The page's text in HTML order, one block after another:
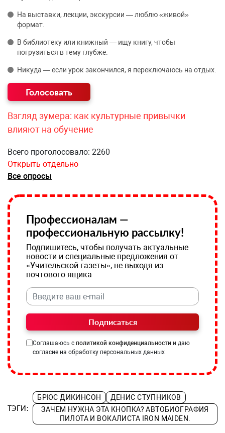
На выставки, лекции, экскурсии — люблю «живой»
формат.
В библиотеку или книжный — ищу книгу, чтобы
погрузиться в тему глубже.
Никуда — если урок закончился, я переключаюсь на отдых.
Взгляд зумера: как культурные привычки
влияют на обучение
Всего проголосовало: 2260
Открыть отдельно
Все опросы
Профессионалам —
профессиональную рассылку!
Подпишитесь, чтобы получать актуальные
новости и специальные предложения от
«Учительской газеты», не выходя из
почтового ящика
Подписаться
Соглашаюсь с политикой конфиденциальности и даю
согласие на обработку персональных данных
ТЭГИ:
БРЮС ДИКИНСОН
ДЕНИС СТУПНИКОВ
ЗАЧЕМ НУЖНА ЭТА КНОПКА? АВТОБИОГРАФИЯ
ПИЛОТА И ВОКАЛИСТА IRON MAIDEN.